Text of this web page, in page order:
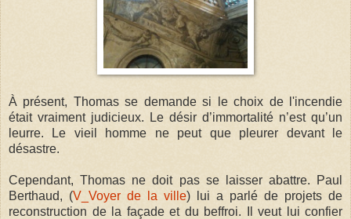
À présent, Thomas se demande si le choix de l'incendie
était vraiment judicieux. Le désir d’immortalité n’est qu’un
leurre. Le vieil homme ne peut que pleurer devant le
désastre.
Cependant, Thomas ne doit pas se laisser abattre. Paul
Berthaud, (V_Voyer de la ville) lui a parlé de projets de
reconstruction de la façade et du beffroi. Il veut lui confier